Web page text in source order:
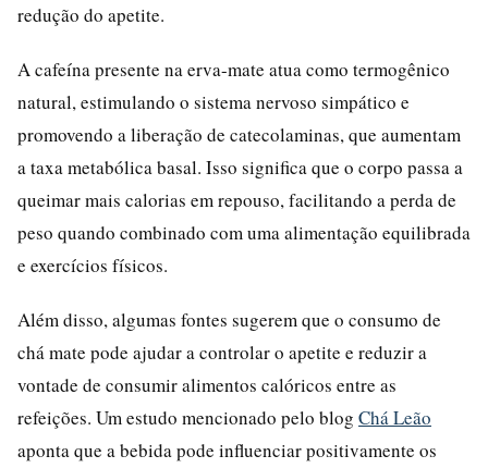
redução do apetite.
A cafeína presente na erva-mate atua como termogênico
natural, estimulando o sistema nervoso simpático e
promovendo a liberação de catecolaminas, que aumentam
a taxa metabólica basal. Isso significa que o corpo passa a
queimar mais calorias em repouso, facilitando a perda de
peso quando combinado com uma alimentação equilibrada
e exercícios físicos.
Além disso, algumas fontes sugerem que o consumo de
chá mate pode ajudar a controlar o apetite e reduzir a
vontade de consumir alimentos calóricos entre as
refeições. Um estudo mencionado pelo blog Chá Leão
aponta que a bebida pode influenciar positivamente os